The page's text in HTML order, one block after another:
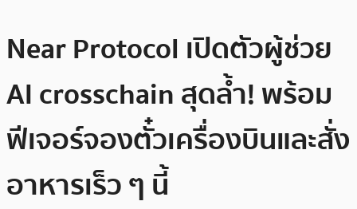
Near Protocol เปิดตัวผู้ช่วย
AI crosschain สุดล้ำ! พร้อม
ฟีเจอร์จองตั๋วเครื่องบินและสั่ง
อาหารเร็ว ๆ นี้